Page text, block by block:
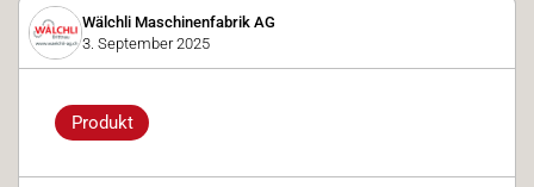
Wälchli Maschinenfabrik AG
3. September 2025
Produkt